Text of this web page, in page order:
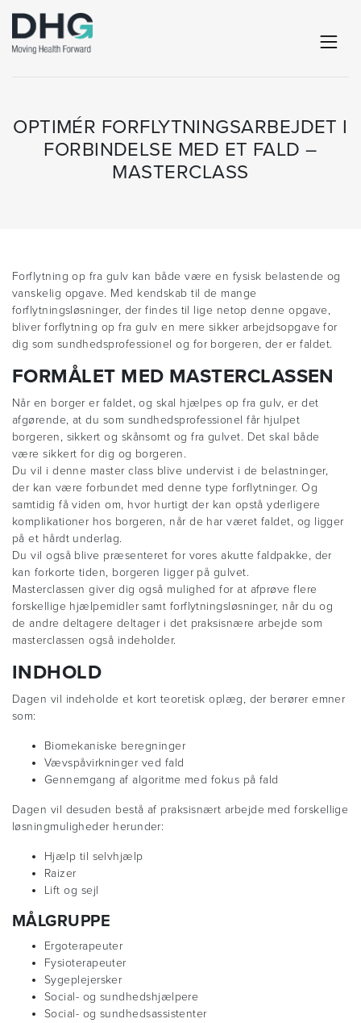
OPTIMÉR FORFLYTNINGSARBEJDET I
FORBINDELSE MED ET FALD –
MASTERCLASS
Forflytning op fra gulv kan både være en fysisk belastende og
vanskelig opgave. Med kendskab til de mange
forflytningsløsninger, der findes til lige netop denne opgave,
bliver forflytning op fra gulv en mere sikker arbejdsopgave for
dig som sundhedsprofessionel og for borgeren, der er faldet.
FORMÅLET MED MASTERCLASSEN
Når en borger er faldet, og skal hjælpes op fra gulv, er det
afgørende, at du som sundhedsprofessionel får hjulpet
borgeren, sikkert og skånsomt og fra gulvet. Det skal både
være sikkert for dig og borgeren.
Du vil i denne master class blive undervist i de belastninger,
der kan være forbundet med denne type forflytninger. Og
samtidig få viden om, hvor hurtigt der kan opstå yderligere
komplikationer hos borgeren, når de har været faldet, og ligger
på et hårdt underlag.
Du vil også blive præsenteret for vores akutte faldpakke, der
kan forkorte tiden, borgeren ligger på gulvet.
Masterclassen giver dig også mulighed for at afprøve flere
forskellige hjælpemidler samt forflytningsløsninger, når du og
de andre deltagere deltager i det praksisnære arbejde som
masterclassen også indeholder.
INDHOLD
Dagen vil indeholde et kort teoretisk oplæg, der berører emner
som:
Biomekaniske beregninger
Vævspåvirkninger ved fald
Gennemgang af algoritme med fokus på fald
Dagen vil desuden bestå af praksisnært arbejde med forskellige
løsningmuligheder herunder:
Hjælp til selvhjælp
Raizer
Lift og sejl
MÅLGRUPPE
Ergoterapeuter
Fysioterapeuter
Sygeplejersker
Social- og sundhedshjælpere
Social- og sundhedsassistenter